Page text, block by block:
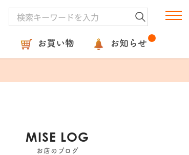
お買い物 お知らせ
MISE LOG
お店のブログ